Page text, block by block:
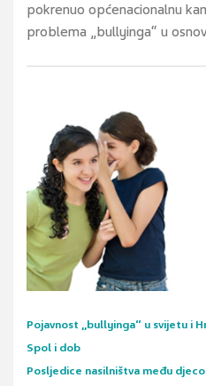
pokrenuo općenacionalnu
problema „bullyinga“ u
Pojavnost „bullyinga“ u svijetu i
Spol i dob
Posljedice nasilništva među